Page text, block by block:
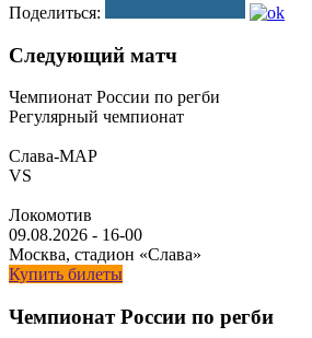
Поделиться:
Следующий матч
Чемпионат России по регби
Регулярный чемпионат
Слава-МАР
VS
Локомотив
09.08.2026 - 16-00
Москва, стадион «Слава»
Купить билеты
Чемпионат России по регби